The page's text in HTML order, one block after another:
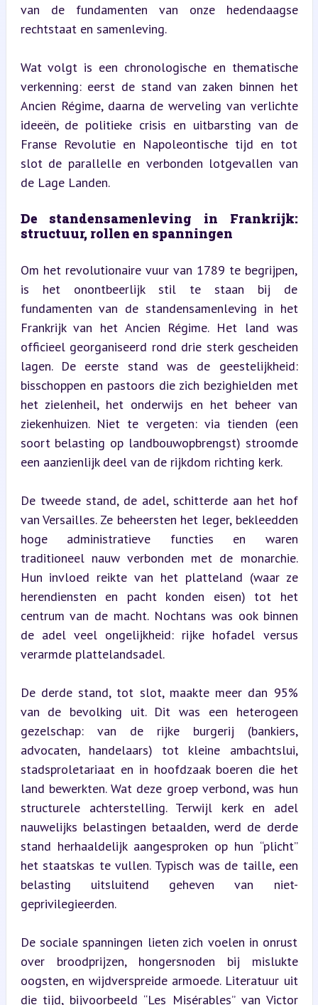
van de fundamenten van onze hedendaagse
rechtstaat en samenleving.
Wat volgt is een chronologische en thematische
verkenning: eerst de stand van zaken binnen het
Ancien Régime, daarna de werveling van verlichte
ideeën, de politieke crisis en uitbarsting van de
Franse Revolutie en Napoleontische tijd en tot
slot de parallelle en verbonden lotgevallen van
de Lage Landen.
De standensamenleving in Frankrijk:
structuur, rollen en spanningen
Om het revolutionaire vuur van 1789 te begrijpen,
is het onontbeerlijk stil te staan bij de
fundamenten van de standensamenleving in het
Frankrijk van het Ancien Régime. Het land was
officieel georganiseerd rond drie sterk gescheiden
lagen. De eerste stand was de geestelijkheid:
bisschoppen en pastoors die zich bezighielden met
het zielenheil, het onderwijs en het beheer van
ziekenhuizen. Niet te vergeten: via tienden (een
soort belasting op landbouwopbrengst) stroomde
een aanzienlijk deel van de rijkdom richting kerk.
De tweede stand, de adel, schitterde aan het hof
van Versailles. Ze beheersten het leger, bekleedden
hoge administratieve functies en waren
traditioneel nauw verbonden met de monarchie.
Hun invloed reikte van het platteland (waar ze
herendiensten en pacht konden eisen) tot het
centrum van de macht. Nochtans was ook binnen
de adel veel ongelijkheid: rijke hofadel versus
verarmde plattelandsadel.
De derde stand, tot slot, maakte meer dan 95%
van de bevolking uit. Dit was een heterogeen
gezelschap: van de rijke burgerij (bankiers,
advocaten, handelaars) tot kleine ambachtslui,
stadsproletariaat en in hoofdzaak boeren die het
land bewerkten. Wat deze groep verbond, was hun
structurele achterstelling. Terwijl kerk en adel
nauwelijks belastingen betaalden, werd de derde
stand herhaaldelijk aangesproken op hun “plicht”
het staatskas te vullen. Typisch was de taille, een
belasting uitsluitend geheven van niet-
geprivilegieerden.
De sociale spanningen lieten zich voelen in onrust
over broodprijzen, hongersnoden bij mislukte
oogsten, en wijdverspreide armoede. Literatuur uit
die tijd, bijvoorbeeld “Les Misérables” van Victor